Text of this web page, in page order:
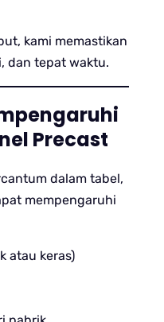
kami memastikan
dan tepat waktu.
Precast
dalam tabel,
mempengaruhi
atau keras)